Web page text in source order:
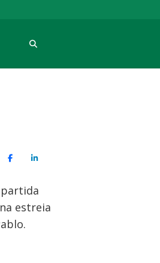
FacebookO LinkedIn
estreia